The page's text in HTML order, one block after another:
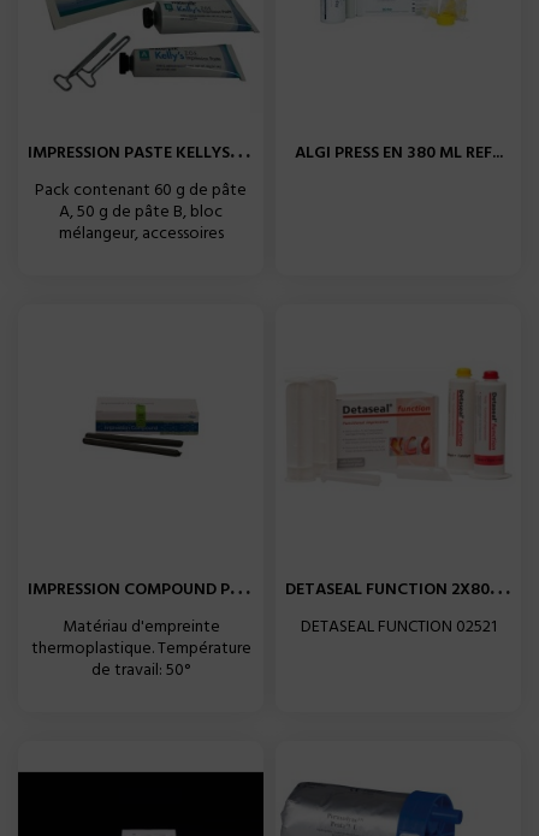
I
MPRESSION PASTE KELLYS ZOE...
Pack contenant 60 g de pâte
A, 50 g de pâte B, bloc
mélangeur, accessoires
ALGI PRESS EN 380 ML REF...
I
MPRESSION COMPOUND PATE...
Matériau d'empreinte
thermoplastique. Température
de travail: 50°
D
ETASEAL FUNCTION 2X80ML...
DETASEAL FUNCTION 02521